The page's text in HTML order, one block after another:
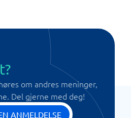
om andres meninger,
Del gjerne med deg!
ANMELDELSE